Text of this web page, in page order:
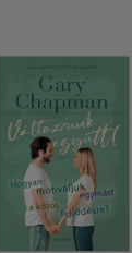
Mivel